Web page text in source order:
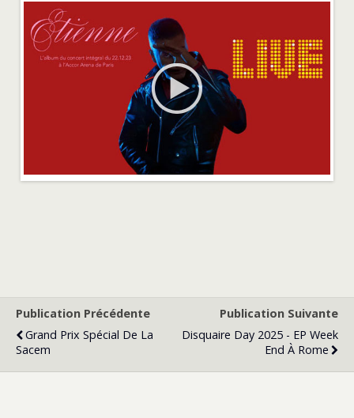
Publication Précédente
Grand Prix Spécial De La
Sacem
Publication Suivante
Disquaire Day 2025 - EP Week
End À Rome